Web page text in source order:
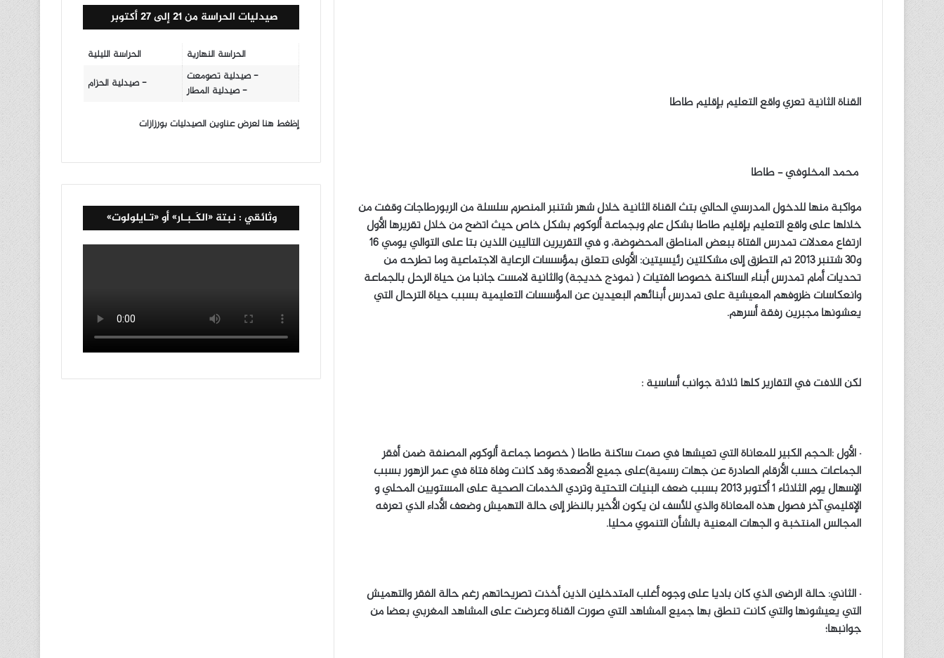
ل
ي
ا
القناة الثانية تعري واقع التعليم بإقليم طاطا
محمد المخلوفي – طاطا
مواكبة منها للدخول المدرسي الحالي بتث القناة الثانية خلال شهر شتنبر المنصرم سلسلة من الربورطاجات وقفت من
خلالها على واقع التعليم بإقليم طاطا بشكل عام وبجماعة ألوكوم بشكل خاص حيث اتضح من خلال تقريرها الأول
ارتفاع معدلات تمدرس الفتاة ببعض المناطق المحضوضة، و في التقريرين التاليين اللذين بتا على التوالي يومي 16
و30 شتنبر 2013 تم التطرق إلى مشكلتين رئيسيتين: الأولى تتعلق بمؤسسات الرعاية الاجتماعية وما تطرحه من
تحديات أمام تمدرس أبناء الساكنة خصوصا الفتيات ( نموذج خديجة) والثانية لامست جانبا من حياة الرحل بالجماعة
وانعكاسات ظروفهم المعيشية على تمدرس أبنائهم البعيدين عن المؤسسات التعليمية بسبب حياة الترحال التي
يعشونها مجبرين رفقة أسرهم.
لكن اللافت في التقارير كلها ثلاثة جوانب أساسية :
· الأول :الحجم الكبير للمعاناة التي تعيشها في صمت ساكنة طاطا ( خصوصا جماعة ألوكوم المصنفة ضمن أفقر
الجماعات حسب الأرقام الصادرة عن جهات رسمية)على جميع الأصعدة؛ وقد كانت وفاة فتاة في عمر الزهور بسبب
الإسهال يوم الثلاثاء 1 أكتوبر 2013 بسبب ضعف البنيات التحتية وتردي الخدمات الصحية على المستويين المحلي و
الإقليمي آخر فصول هذه المعاناة والذي للأسف لن يكون الأخير بالنظر إلى حالة التهميش وضعف الأداء الذي تعرفه
المجالس المنتخبة و الجهات المعنية بالشأن التنموي محليا.
· الثاني: حالة الرضى الذي كان باديا على وجوه أغلب المتدخلين الذين أخذت تصريحاتهم رغم حالة الفقر والتهميش
التي يعيشونها والتي كانت تنطق بها جميع المشاهد التي صورت القناة وعرضت على المشاهد المغربي بعضا من
جوانبها؛
صيدليات الحراسة من 21 إلى 27 أكتوبر
الحراسة النهارية
الحراسة الليلية
- صيدلية تصومعت
- صيدلية المطار
- صيدلية الحزام
إظغط هنا لعرض عناوين الصيدليات بورزازات
وثائقي : نبتة «الكَـبـار» أو «تـايلولوت»